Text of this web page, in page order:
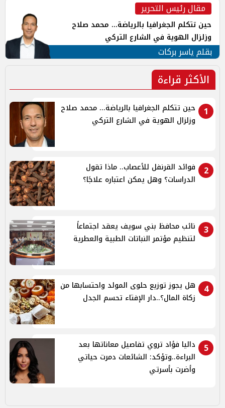
مقال رئيس التحرير
حين تتكلم الجغرافيا بالرياضة... محمد صلاح
وزلزال الهوية في الشارع التركي
بقلم ياسر بركات
الأكثر قراءة
1
حين تتكلم الجغرافيا بالرياضة... محمد صلاح
وزلزال الهوية في الشارع التركي
2
فوائد القرنفل للأعصاب.. ماذا تقول
الدراسات؟ وهل يمكن اعتباره علاجًا؟
3
نائب محافظ بني سويف يعقد اجتماعاً
لتنظيم مؤتمر النباتات الطبية والعطرية
4
هل يجوز توزيع حلوى المولد واحتسابها من
زكاة المال؟..دار الإفتاء تحسم الجدل
5
داليا فؤاد تروي تفاصيل معاناتها بعد
البراءة..وتؤكد: الشائعات دمرت حياتي
وأضرت بأسرتي